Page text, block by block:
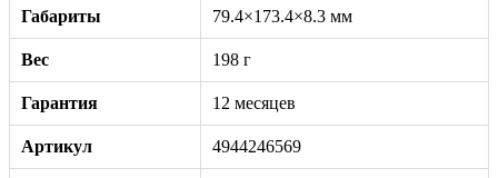
Габариты 79.4×173.4×8.3 мм
Вес 198 г
Гарантия 12 месяцев
Артикул 4944246569